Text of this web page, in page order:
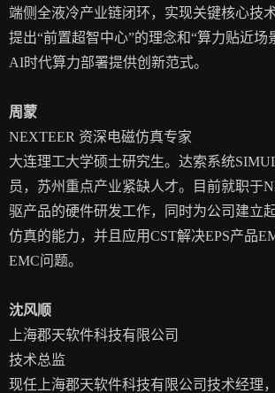
端侧全液冷产业链闭环，实现关键核心技
提出“前置超智中心”的理念和“算力贴近场
AI时代算力部署提供创新范式。
周蒙
NEXTEER 资深电磁仿真专家
大连理工大学硕士研究生。达索系统
员，苏州重点产业紧缺人才。目前就职于
驱产品的硬件研发工作，同时为公司建立
仿真的能力，并且应用CST解决EPS产品
EMC问题。
沈风顺
上海郡天软件科技有限公司
技术总监
现任上海郡天软件科技有限公司技术经理